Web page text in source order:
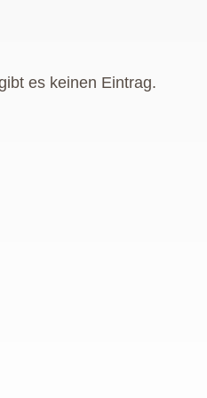
es keinen Eintrag.